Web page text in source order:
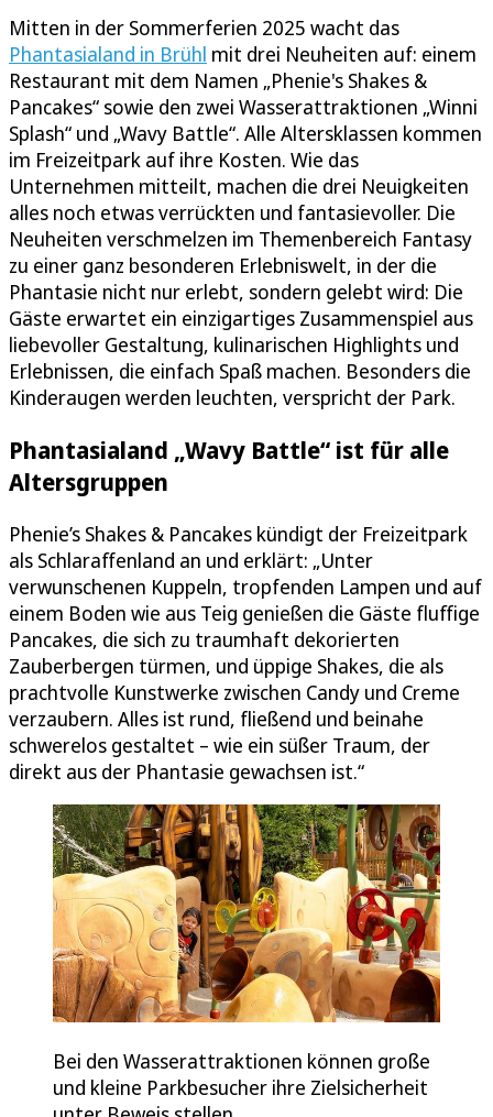
Mitten in der Sommerferien 2025 wacht das
Phantasialand in Brühl mit drei Neuheiten auf: einem
Restaurant mit dem Namen „Phenie's Shakes &
Pancakes“ sowie den zwei Wasserattraktionen „Winni
Splash“ und „Wavy Battle“. Alle Altersklassen kommen
im Freizeitpark auf ihre Kosten. Wie das
Unternehmen mitteilt, machen die drei Neuigkeiten
alles noch etwas verrückten und fantasievoller. Die
Neuheiten verschmelzen im Themenbereich Fantasy
zu einer ganz besonderen Erlebniswelt, in der die
Phantasie nicht nur erlebt, sondern gelebt wird: Die
Gäste erwartet ein einzigartiges Zusammenspiel aus
liebevoller Gestaltung, kulinarischen Highlights und
Erlebnissen, die einfach Spaß machen. Besonders die
Kinderaugen werden leuchten, verspricht der Park.
Phantasialand „Wavy Battle“ ist für alle
Altersgruppen
Phenie’s Shakes & Pancakes kündigt der Freizeitpark
als Schlaraffenland an und erklärt: „Unter
verwunschenen Kuppeln, tropfenden Lampen und auf
einem Boden wie aus Teig genießen die Gäste fluffige
Pancakes, die sich zu traumhaft dekorierten
Zauberbergen türmen, und üppige Shakes, die als
prachtvolle Kunstwerke zwischen Candy und Creme
verzaubern. Alles ist rund, fließend und beinahe
schwerelos gestaltet – wie ein süßer Traum, der
direkt aus der Phantasie gewachsen ist.“
Bei den Wasserattraktionen können große
und kleine Parkbesucher ihre Zielsicherheit